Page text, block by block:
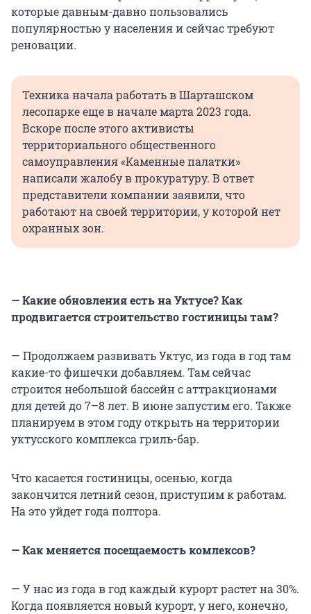
которые давным-давно пользовались
популярностью у населения и сейчас требуют
реновации.
Техника начала работать в Шарташском
лесопарке еще в начале марта 2023 года.
Вскоре после этого активисты
территориального общественного
самоуправления «Каменные палатки»
написали жалобу в прокуратуру. В ответ
представители компании заявили, что
работают на своей территории, у которой нет
охранных зон.
— Какие обновления есть на Уктусе? Как
продвигается строительство гостиницы там?
— Продолжаем развивать Уктус, из года в год там
какие-то фишечки добавляем. Там сейчас
строится небольшой бассейн с аттракционами
для детей до 7–8 лет. В июне запустим его. Также
планируем в этом году открыть на территории
уктусского комплекса гриль-бар.
Что касается гостиницы, осенью, когда
закончится летний сезон, приступим к работам.
На это уйдет года полтора.
— Как меняется посещаемость комлексов?
— У нас из года в год каждый курорт растет на 30%.
Когда появляется новый курорт, у него, конечно,